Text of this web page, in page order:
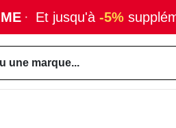
· Et jusqu'à -5%
une marque...